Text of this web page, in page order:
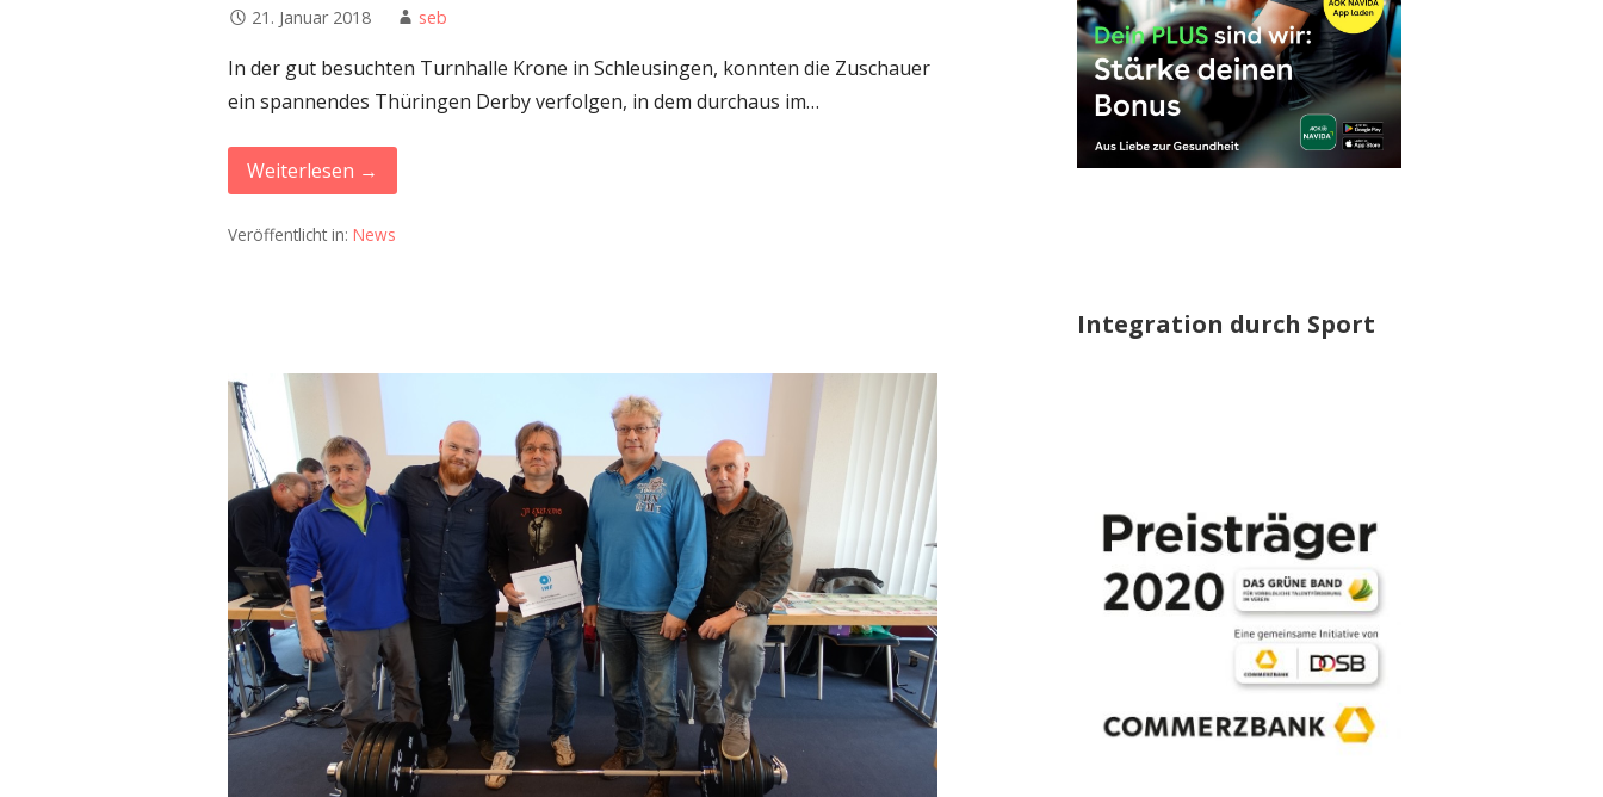
21. Januar 2018 seb
In der gut besuchten Turnhalle Krone in Schleusingen, konnten die Zuschauer
ein spannendes Thüringen Derby verfolgen, in dem durchaus im…
Weiterlesen →
Veröffentlicht in:News
Integration durch Sport